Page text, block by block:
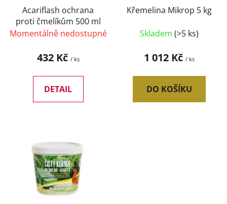
k
Acariflash ochrana
proti čmelíkům 500 ml
Momentálně nedostupné
432 Kč / ks
DETAIL
Křemelina Mikrop 5 kg
Skladem (>5 ks)
1 012 Kč / ks
DO KOŠÍKU